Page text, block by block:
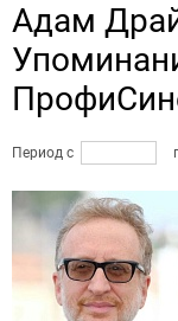
Адам
Период с